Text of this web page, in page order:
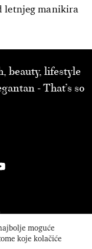
letnjeg manikira
beauty, lifestyle
- That’s so
moguće
koje kolačiće